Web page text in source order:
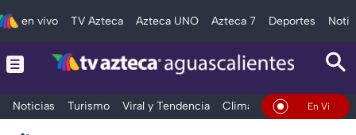
en vivo TV Azteca Azteca UNO Azteca 7 Deportes
Noticias Turismo Viral y Tendencia Clima DeportesEn Vivo